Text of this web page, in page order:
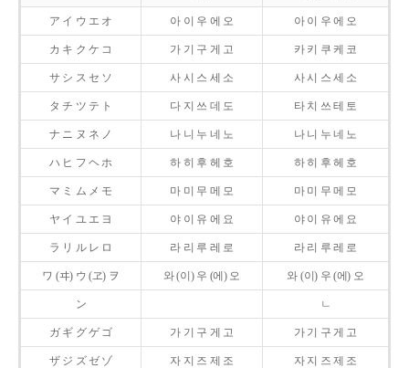
ア イ ウ エ オ 아 이 우 에 오 아 이 우 에 오
カ キ ク ケ コ 가 기 구 게 고 카 키 쿠 케 코
サ シ ス セ ソ 사 시 스 세 소 사 시 스 세 소
タ チ ツ テ ト 다 지 쓰 데 도 타 치 쓰 테 토
ナ ニ ヌ ネ ノ 나 니 누 네 노 나 니 누 네 노
ハ ヒ フ ヘ ホ 하 히 후 헤 호 하 히 후 헤 호
マ ミ ム メ モ 마 미 무 메 모 마 미 무 메 모
ヤ イ ユ エ ヨ 야 이 유 에 요 야 이 유 에 요
ラ リ ル レ ロ 라 리 루 레 로 라 리 루 레 로
ワ (ヰ) ウ (ヱ) ヲ 와 (이) 우 (에) 오 와 (이) 우 (에) 오
ン ㄴ
ガ ギ グ ゲ ゴ 가 기 구 게 고 가 기 구 게 고
ザ ジ ズ ゼ ゾ 자 지 즈 제 조 자 지 즈 제 조